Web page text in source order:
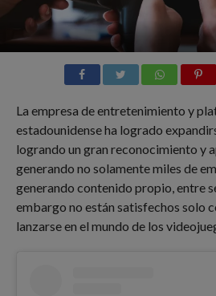
La empresa de entretenimiento y
estadounidense ha logrado
logrando un gran reconocimiento y
generando no solamente miles de
generando contenido propio, entre
embargo no están satisfechos solo
lanzarse en el mundo de los